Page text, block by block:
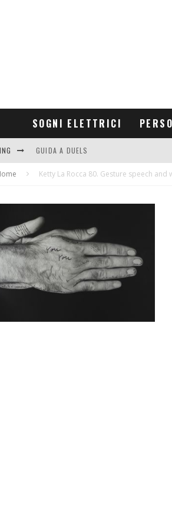
SOGNI ELETTRICI
GUIDA A DUELS
CONTRIBUTORS
Ketty La Rocca 80. Gesture speech and